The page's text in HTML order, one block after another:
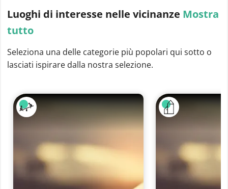
Luoghi di interesse nelle vicinanze Mostra
tutto
Seleziona una delle categorie più popolari qui sotto o
lasciati ispirare dalla nostra selezione.